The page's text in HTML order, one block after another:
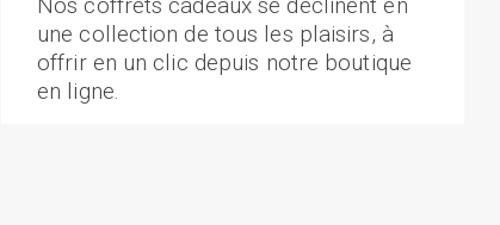
Nos coffrets cadeaux se déclinent en
une collection de tous les plaisirs, à
offrir en un clic depuis notre boutique
en ligne.